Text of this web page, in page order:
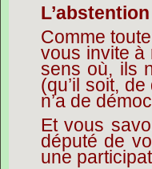
Comme
vous invite à
sens où, ils
(qu’il soit,
n’a de
Et vous
député de
une